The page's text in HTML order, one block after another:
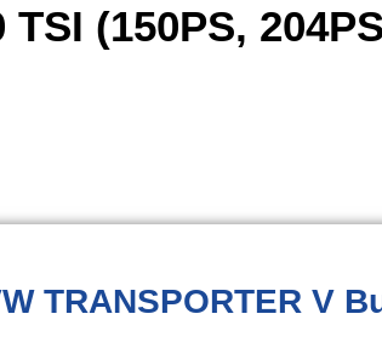
TSI (150PS,
TRANSPORTER V